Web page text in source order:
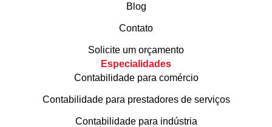
Blog
Contato
Solicite um orçamento
Especialidades
Contabilidade para comércio
Contabilidade para prestadores de serviços
Contabilidade para indústria